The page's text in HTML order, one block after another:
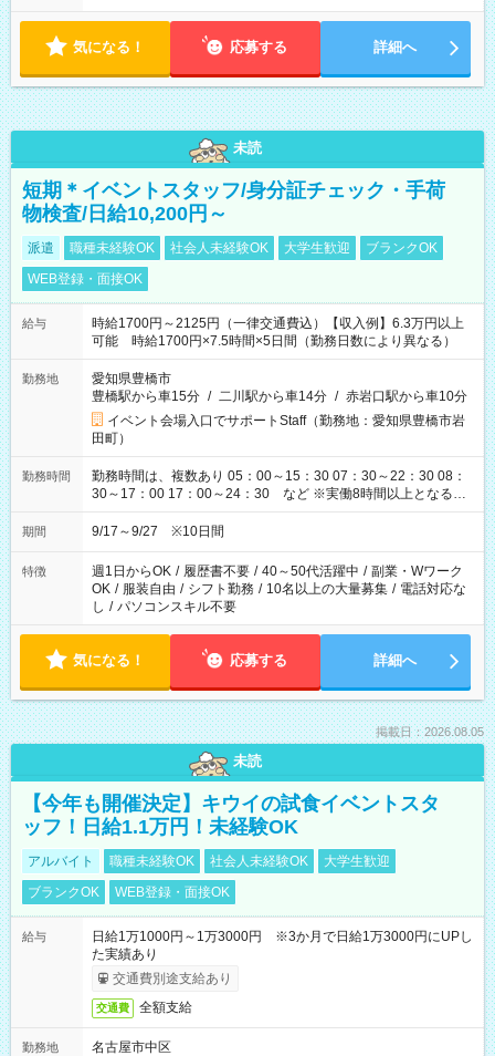
気になる！ 応募する 詳細へ
未読
短期＊イベントスタッフ/身分証チェック・手荷
物検査/日給10,200円～
派遣 職種未経験OK 社会人未経験OK 大学生歓迎
ブランクOK
WEB登録・面接OK
給与
時給1700円～2125円（一律交通費込）【収入例】6.3万円以上
可能 時給1700円×7.5時間×5日間（勤務日数により異なる）
勤務地
愛知県豊橋市
豊橋駅から車15分 / 二川駅から車14分 / 赤岩口駅から車10分
イベント会場入口でサポートStaff（勤務地：愛知県豊橋市岩
田町）
勤務時間
勤務時間は、複数あり 05：00～15：30 07：30～22：30 08：
30～17：00 17：00～24：30 など ※実働8時間以上となる勤
務もあります。 【休憩】60分+他休憩あり 交替で取得します。
安全面に配慮しこまめな休憩があります。
期間 9/17～9/27 ※10日間
特徴 週1日からOK / 履歴書不要 / 40～50代活躍中 / 副業・Wワーク
OK / 服装自由 / シフト勤務 / 10名以上の大量募集 / 電話対応な
し / パソコンスキル不要
気になる！ 応募する 詳細へ
掲載日：2026.08.05
未読
【今年も開催決定】キウイの試食イベントスタ
ッフ！日給1.1万円！未経験OK
アルバイト 職種未経験OK 社会人未経験OK
大学生歓迎
ブランクOK
WEB登録・面接OK
給与
日給1万1000円～1万3000円 ※3か月で日給1万3000円にUPし
た実績あり
交通費別途支給あり
交通費 全額支給
勤務地
名古屋市中区